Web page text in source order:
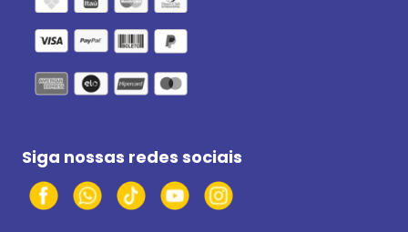
Siga nossas redes sociais